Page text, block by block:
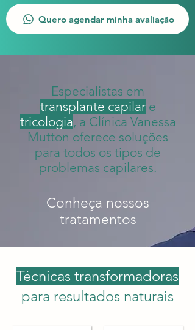
Quero agendar minha avaliação
Especialistas em
transplante capilare
tricologia, a Clínica Vanessa
Mutton oferece soluções
para todos os tipos de
problemas capilares.
Conheça nossos
tratamentos
Técnicas transformadoras
para resultados naturais